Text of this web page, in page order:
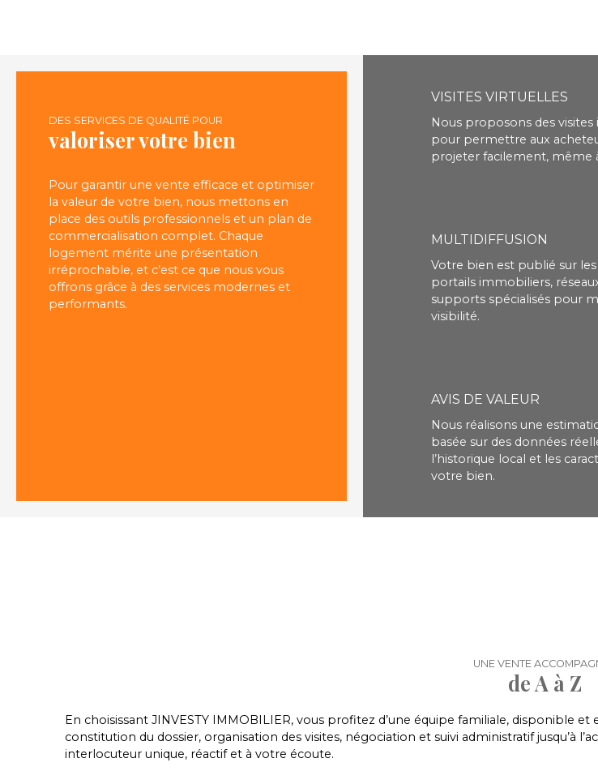
DES SERVICES DE QUALITÉ POUR
valoriser votre bien
Pour garantir une vente efficace et optimiser
la valeur de votre bien, nous mettons en
place des outils professionnels et un plan de
commercialisation complet. Chaque
logement mérite une présentation
irréprochable, et c’est ce que nous vous
offrons grâce à des services modernes et
performants.
VISITES VIRTUELLES
Nous proposons des visites
pour permettre aux
projeter facilement, même
MULTIDIFFUSION
Votre bien est publié sur
portails immobiliers,
supports spécialisés pour
visibilité.
AVIS DE VALEUR
Nous réalisons une
basée sur des données
l’historique local et les
votre bien.
UNE VENTE
de A à Z
En choisissant JINVESTY IMMOBILIER, vous profitez d’une équipe familiale, disponible
constitution du dossier, organisation des visites, négociation et suivi administratif jusqu’à
interlocuteur unique, réactif et à votre écoute.